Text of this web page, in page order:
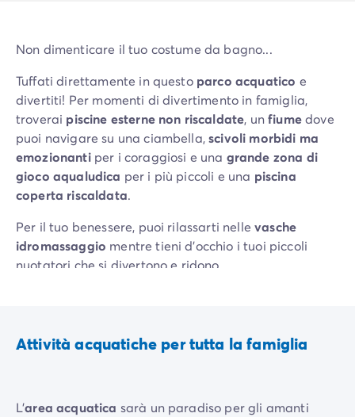
Non dimenticare il tuo costume da bagno...
Tuffati direttamente in questo parco acquatico e
divertiti! Per momenti di divertimento in famiglia,
troverai piscine esterne non riscaldate, unfiumedove
puoi navigare su una ciambella,scivoli morbidi ma
emozionantiper i coraggiosi e una grande zona di
gioco aqualudica per i più piccoli e una piscina
coperta riscaldata.
Per il tuo benessere, puoi rilassarti nellevasche
idromassaggio mentre tieni d'occhio i tuoi piccoli
nuotatori che si divertono e ridono.
Attività acquatiche per tutta la famiglia
L'area acquatica sarà un paradiso per gli amanti